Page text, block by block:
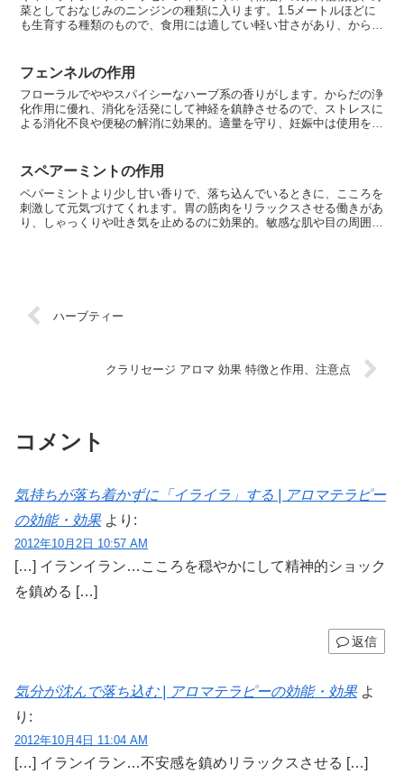
菜としておなじみのニンジンの種類に入ります。1.5メートルほどに
も生育する種類のもので、食用には適してい軽い甘さがあり、からだ
フェンネルの作用
フローラルでややスパイシーなハーブ系の香りがします。からだの浄
化作用に優れ、消化を活発にして神経を鎮静させるので、ストレスに
よる消化不良や便秘の解消に効果的。適量を守り、妊娠中は使用を避
スペアーミントの作用
ペパーミントより少し甘い香りで、落ち込んでいるときに、こころを
刺激して元気づけてくれます。胃の筋肉をリラックスさせる働きがあ
り、しゃっくりや吐き気を止めるのに効果的。敏感な肌や目の周囲の
ハーブティー
クラリセージ アロマ 効果 特徴と作用、注意点
コメント
気持ちが落ち着かずに「イライラ」する | アロマテラピー
の効能・効果 より:
2012年10月2日 10:57 AM
[…] イランイラン…こころを穏やかにして精神的ショック
を鎮める […]
返信
気分が沈んで落ち込む | アロマテラピーの効能・効果 よ
り:
2012年10月4日 11:04 AM
[…] イランイラン…不安感を鎮めリラックスさせる […]